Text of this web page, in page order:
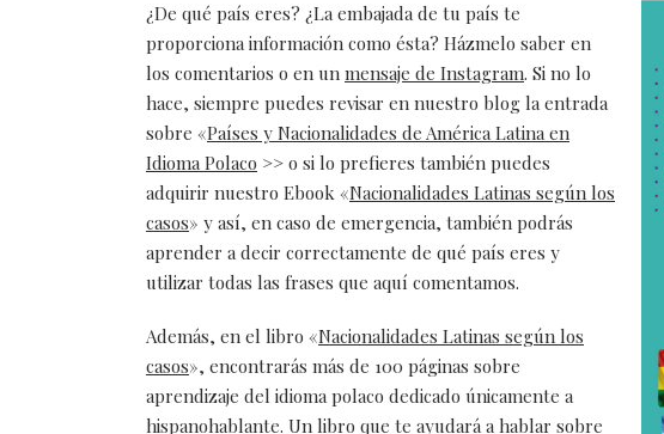
¿De qué país eres? ¿La embajada de tu país te
proporciona información como ésta? Házmelo saber en
los comentarios o en un mensaje de Instagram. Si no lo
hace, siempre puedes revisar en nuestro blog la entrada
sobre «Países y Nacionalidades de América Latina en
Idioma Polaco >> o si lo prefieres también puedes
adquirir nuestro Ebook «Nacionalidades Latinas según los
casos» y así, en caso de emergencia, también podrás
aprender a decir correctamente de qué país eres y
utilizar todas las frases que aquí comentamos.
Además, en el libro «Nacionalidades Latinas según los
casos», encontrarás más de 100 páginas sobre
aprendizaje del idioma polaco dedicado únicamente a
hispanohablante. Un libro que te ayudará a hablar sobre